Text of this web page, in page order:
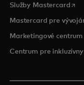
Služby Mastercard
Mastercard pre
Marketingové
Centrum pre